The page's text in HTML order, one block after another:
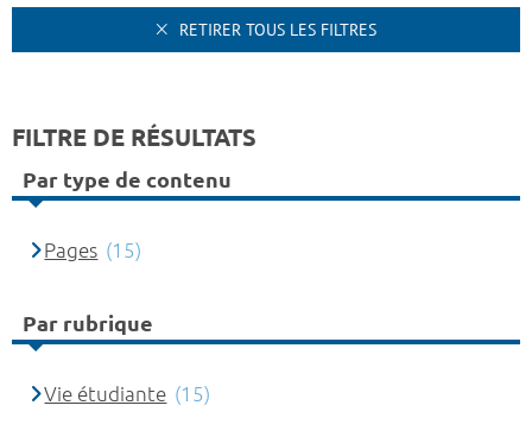
RETIRER TOUS LES FILTRES
FILTRE DE RÉSULTATS
Par type de contenu
Pages (15)
Par rubrique
Vie étudiante (15)